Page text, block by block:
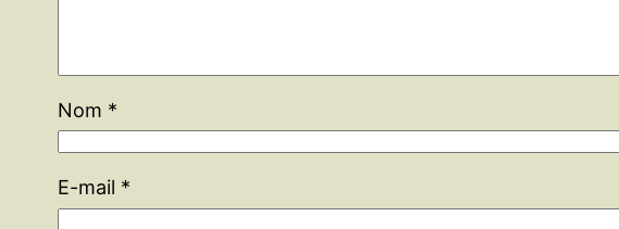
Nom *
E-mail *